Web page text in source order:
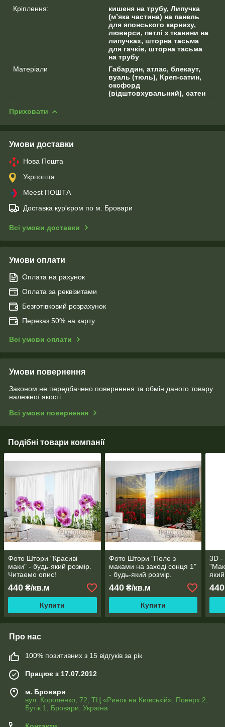
Кріплення:
кишеня на трубу, Липучка
(м’яка частина) на панель
для японського карнизу,
люверси, петлі з тканини на
липучках, шторна тасьма
для гачків, шторна тасьма
на трубу
Матеріали
Габардин, атлас, блекаут,
вуаль (тюль), Креп-сатин,
оксфорд
(відштовхувальний), сатен
Приховати
Умови доставки
Нова Пошта
Укрпошта
Meest ПОШТА
Доставка кур'єром по м. Бровари
Всі умови доставки
Умови оплати
Оплата на рахунок
Оплата за реквізитами
Безготівковий розрахунок
Переказ 50% на карту
Всі умови оплати
Умови повернення
Законом не передбачено повернення та обмін даного товару
належної якості
Всі умови повернення
Подібні товари компанії
Фото Штори "Красиві
маки" - будь-який розмір.
Читаемо опис!
440 ₴/кв.м
Купити
Фото Штори "Поле з
маками на заході сонця 1"
- будь-який розмір.
440₴/кв.м
Купити
3D -
440
Про нас
100% позитивних з 15 відгуків за рік
Працює з 17.07.2012
м. Бровари
вул. Короленко, 72, ТЦ «Ринок на Київській», Поверх 2,
Бутік 1, Бровари, Україна